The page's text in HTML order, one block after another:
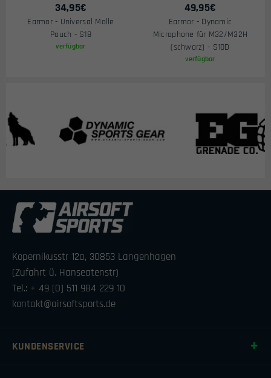
34,95€
Earmor - Universal Molle
Pouch - S18
verfügbar
49,95€
Earmor - Dynamic
Microphone für M32/M32H
(schwarz) - S10D
verfügbar
Kopernikusstr 12a, 30853 Langenhagen
(Zufahrt ü. Hanseatenstr)
Tel.: + 49 [0] 511 984 229 10
kontakt@airsoftsports.de
KUNDENSERVICE